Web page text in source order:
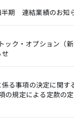
期 連結業績のお知
ク・オプション（
る事項の決定に関す
の規定による定款の